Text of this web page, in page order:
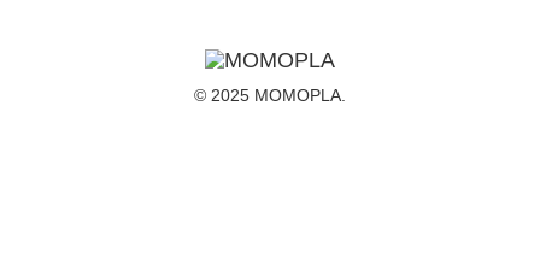
© 2025 MOMOPLA.